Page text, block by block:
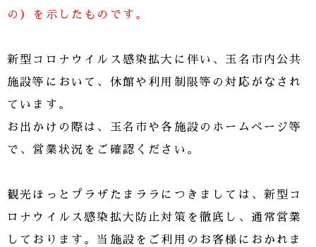
の）を示したものです。
新型コロナウイルス感染拡大に伴い、玉名市内公共
施設等において、休館や利用制限等の対応がなされ
ています。
お出かけの際は、玉名市や各施設のホームページ等
で、営業状況をご確認ください。
観光ほっとプラザたまララにつきましては、新型コ
ロナウイルス感染拡大防止対策を徹底し、通常営業
しております。当施設をご利用のお客様におかれま